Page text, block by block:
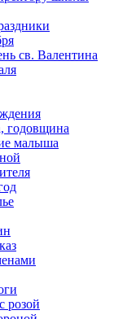
св. Валентина
годовщина
малыша
розой